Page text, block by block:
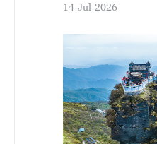
14-Jul-2026